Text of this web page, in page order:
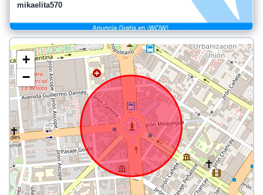
mikaelita570
+
−